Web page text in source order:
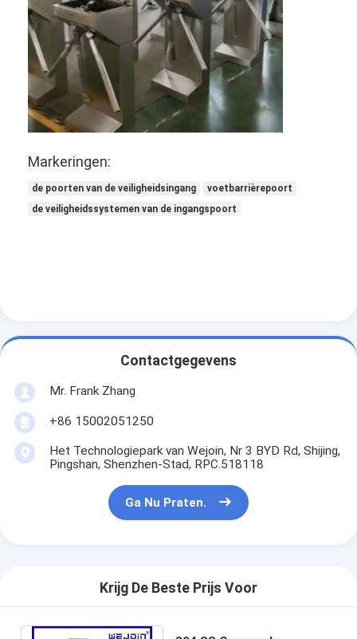
Nieuws
Markeringen:
de poorten van de veiligheidsingang
voetbarrièrepoort
de veiligheidssystemen van de ingangspoort
Contactgegevens
Mr. Frank Zhang
+86 15002051250
Het Technologiepark van Wejoin, Nr 3 BYD Rd, Shijing,
Pingshan, Shenzhen-Stad, RPC.518118
Ga Nu Praten.
Krijg De Beste Prijs Voor